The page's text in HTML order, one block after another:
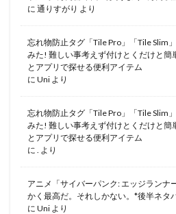
に 通りすがり より
忘れ物防止タグ「Tile Pro」「Tile Slim
みた! 難しい事考えず付けとくだけと簡
とアプリで探せる便利アイテム
に Uni より
忘れ物防止タグ「Tile Pro」「Tile Slim
みた! 難しい事考えず付けとくだけと簡
とアプリで探せる便利アイテム
に
より
アニメ「サイバーパンク: エッジランナ
かく最高だ。それしかない。*後半ネタ
に Uni より